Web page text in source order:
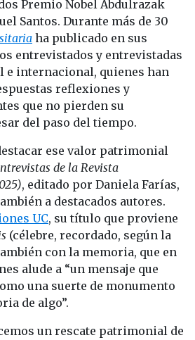
Premio Nobel Abdulrazak
Santos. Durante más de 30
ha publicado en sus
entrevistados y entrevistadas
e internacional, quienes han
reflexiones y
que no pierden su
del paso del tiempo.
ese valor patrimonial
de la Revista
, editado por Daniela Farías,
a destacados autores.
UC, su título que proviene
(célebre, recordado, según la
con la memoria, que en
alude a “un mensaje que
una suerte de monumento
de algo”.
un rescate patrimonial de